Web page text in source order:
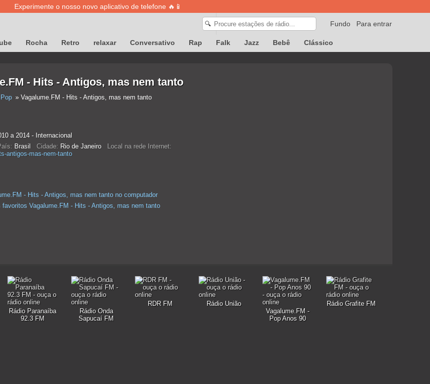
Experimente o nosso novo aplicativo de telefone 🔥📱
Para entrar
Fundo
🔍
Rocha Retro relaxar Conversativo Rap Falk Jazz Bebê Clássico
- Hits - Antigos, mas nem tanto
Pop Vagalume.FM - Hits - Antigos, mas nem tanto
a 2014 - Internacional
Brasil Cidade: Rio de Janeiro
Local na rede Internet:
antigos-mas-nem-tanto
- Hits - Antigos, mas nem tanto no computador
favoritos Vagalume.FM - Hits - Antigos, mas nem tanto
Rádio Paranaíba
92.3 FM
Rádio Onda
Sapucaí FM
RDR FM
Rádio União
Vagalume.FM -
Pop Anos 90
Rádio Grafite FM